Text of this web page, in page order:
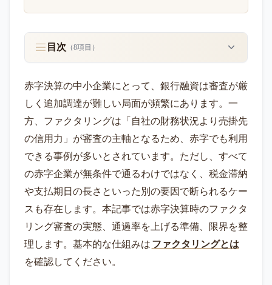
目次 （8項目）
赤字決算の中小企業にとって、銀行融資は審査が厳
しく追加調達が難しい局面が頻繁にあります。一
方、ファクタリングは「自社の財務状況より売掛先
の信用力」が審査の主軸となるため、赤字でも利用
できる事例が多いとされています。ただし、すべて
の赤字企業が無条件で通るわけではなく、税金滞納
や支払期日の長さといった別の要因で断られるケー
スも存在します。本記事では赤字決算時のファクタ
リング審査の実態、通過率を上げる準備、限界を整
理します。基本的な仕組みは ファクタリングとは
を確認してください。